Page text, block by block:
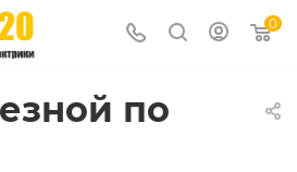
0
по